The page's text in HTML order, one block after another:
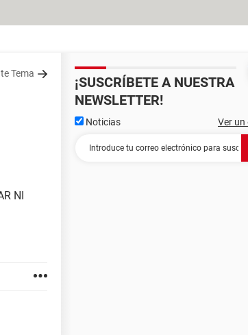
Tema
NI
¡SUSCRÍBETE A NUESTRA
NEWSLETTER!
Noticias Ver un